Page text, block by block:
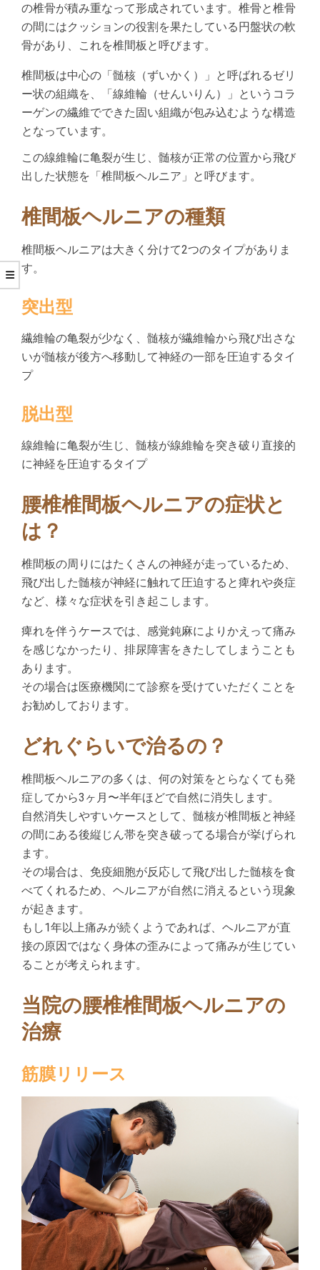
の椎骨が積み重なって形成されています。椎骨と椎骨
の間にはクッションの役割を果たしている円盤状の軟
骨があり、これを椎間板と呼びます。
椎間板は中心の「髄核（ずいかく）」と呼ばれるゼリ
ー状の組織を、「線維輪（せんいりん）」というコラ
ーゲンの繊維でできた固い組織が包み込むような構造
となっています。
この線維輪に亀裂が生じ、髄核が正常の位置から飛び
出した状態を「椎間板ヘルニア」と呼びます。
椎間板ヘルニアの種類
椎間板ヘルニアは大きく分けて2つのタイプがありま
す。
突出型
繊維輪の亀裂が少なく、髄核が繊維輪から飛び出さな
いが髄核が後方へ移動して神経の一部を圧迫するタイ
プ
脱出型
線維輪に亀裂が生じ、髄核が線維輪を突き破り直接的
に神経を圧迫するタイプ
腰椎椎間板ヘルニアの症状と
は？
椎間板の周りにはたくさんの神経が走っているため、
飛び出した髄核が神経に触れて圧迫すると痺れや炎症
など、様々な症状を引き起こします。
痺れを伴うケースでは、感覚鈍麻によりかえって痛み
を感じなかったり、排尿障害をきたしてしまうことも
あります。
その場合は医療機関にて診察を受けていただくことを
お勧めしております。
どれぐらいで治るの？
椎間板ヘルニアの多くは、何の対策をとらなくても発
症してから3ヶ月〜半年ほどで自然に消失します。
自然消失しやすいケースとして、髄核が椎間板と神経
の間にある後縦じん帯を突き破ってる場合が挙げられ
ます。
その場合は、免疫細胞が反応して飛び出した髄核を食
べてくれるため、ヘルニアが自然に消えるという現象
が起きます。
もし1年以上痛みが続くようであれば、ヘルニアが直
接の原因ではなく身体の歪みによって痛みが生じてい
ることが考えられます。
当院の腰椎椎間板ヘルニアの
治療
筋膜リリース